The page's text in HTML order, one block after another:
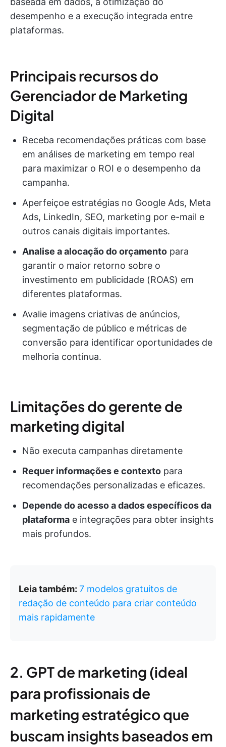
desempenho e a execução integrada entre
plataformas.
Principais recursos do
Gerenciador de Marketing
Digital
Receba recomendações práticas com base
em análises de marketing em tempo real
para maximizar o ROI e o desempenho da
campanha.
Aperfeiçoe estratégias no Google Ads, Meta
Ads, LinkedIn, SEO, marketing por e-mail e
outros canais digitais importantes.
Analise a alocação do orçamento para
garantir o maior retorno sobre o
investimento em publicidade (ROAS) em
diferentes plataformas.
Avalie imagens criativas de anúncios,
segmentação de público e métricas de
conversão para identificar oportunidades de
melhoria contínua.
Limitações do gerente de
marketing digital
Não executa campanhas diretamente
Requer informações e contexto para
recomendações personalizadas e eficazes.
Depende do acesso a dados específicos da
plataforma e integrações para obter insights
mais profundos.
Leia também: 7 modelos gratuitos de
redação de conteúdo para criar conteúdo
mais rapidamente
2. GPT de marketing (ideal
para profissionais de
marketing estratégico que
buscam insights baseados em